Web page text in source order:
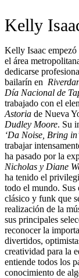
Kelly
Kelly Isaac empezó
el área
dedicarse
bailarín en
Día Nacional de
trabajado con el
Astoria de Nueva
Dudley Moore. Su
‘Da Noise, Bring
trabajar
ha pasado por la
Nicholas y Diane
ha tenido el
todo el mundo. Sus
clásico y funk que
realización de la
sus principales
reconocer la
divertidos,
creatividad para la
entiende todos los
conocimiento de